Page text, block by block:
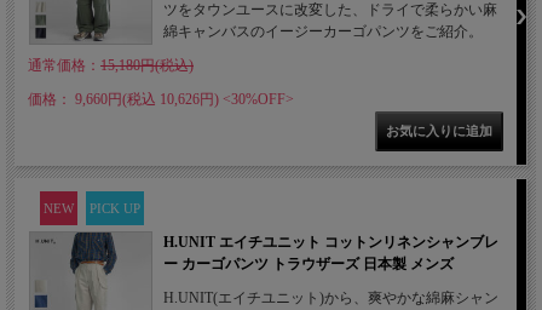
ツをタウンユースに改変した、ドライで柔らかい麻
綿キャンバスのイージーカーゴパンツをご紹介。
通常価格： 15,180円(税込)
価格： 9,660円(税込 10,626円) <30%OFF>
NEW PICK UP
H.UNIT エイチユニット コットンリネンシャンブレ
ー カーゴパンツ トラウザーズ 日本製 メンズ
H.UNIT(エイチユニット)から、爽やかな綿麻シャン